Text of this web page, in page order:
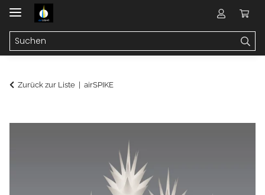
Zurück zur Liste airSPIKE